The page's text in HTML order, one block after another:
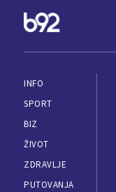
INFO
SPORT
BIZ
ŽIVOT
ZDRAVLJE
PUTOVANJA